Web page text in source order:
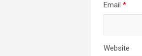
Email *
Website